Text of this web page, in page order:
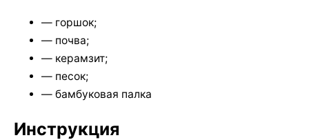
— горшок;
— почва;
— керамзит;
— песок;
— бамбуковая палка
Инструкция